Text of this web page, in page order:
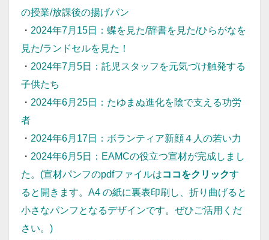
の授業/放課後の揚げパン
・ 2024年7月15日：蝶を見た/辞書を見た/ひらがなを
見た/ランドセルを見た！
・ 2024年7月5日：託児スタッフを元気づけ触発する
子供たち
・ 2024年6月25日：たゆまぬ進化を陰で支える功労
者
・ 2024年6月17日：ボランティア新顔４人の若い力
・ 2024年6月5日：EAMCの役立つ宣材が完成しまし
た。 (宣材パンフのpdfファイルはココをクリックす
ると開きます。A4 の紙に裏表印刷し、折り曲げると
小さなパンフとなるデザインです。ぜひご活用くだ
さい。)